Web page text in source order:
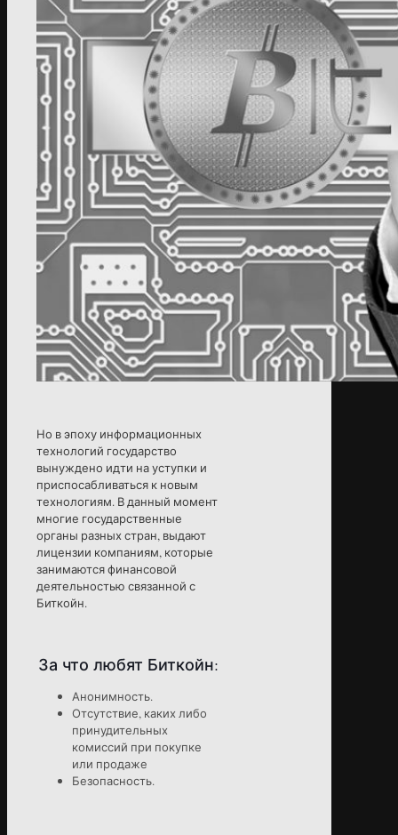
Но в эпоху информационных
технологий государство
вынуждено идти на уступки и
приспосабливаться к новым
технологиям. В данный момент
многие государственные
органы разных стран, выдают
лицензии компаниям, которые
занимаются финансовой
деятельностью связанной с
Биткойн.
За что любят Биткойн:
Анонимность.
Отсутствие, каких либо
принудительных
комиссий при покупке
или продаже
Безопасность.